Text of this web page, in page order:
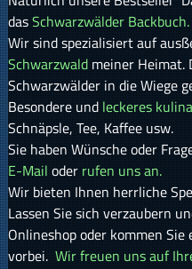
dasSchwarzwälder Backbuch.
Wir sind spezialisiert auf
Schwarzwald meiner Heimat.
Schwarzwälder in die Wiege
Besondere undleckeres
Schnäpsle, Tee, Kaffee usw.
Sie haben Wünsche oder
E-Mail oder rufen uns an.
Wir bieten Ihnen herrliche
Lassen Sie sich verzaubern
Onlineshop oder kommen
vorbei. Wir freuen uns auf